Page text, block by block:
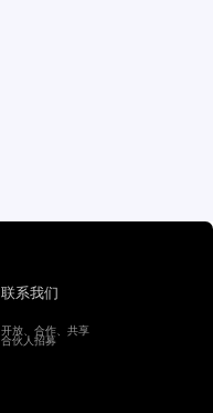
联系我们
开放、合作、共享
合伙人招募